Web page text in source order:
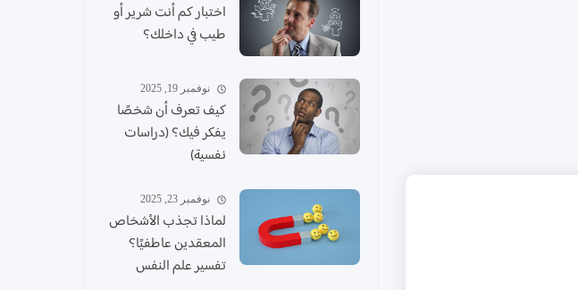
اختبار كم أنت شرير أو
طيب في داخلك؟
نوفمبر 19, 2025
كيف تعرف أن شخصًا
يفكر فيك؟ (دراسات
نفسية)
نوفمبر 23, 2025
لماذا تجذب الأشخاص
المعقدين عاطفيًا؟
تفسير علم النفس